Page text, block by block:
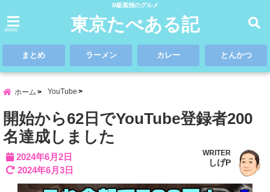
B級孤独のグルメ
menu 東京たべある記
まとめ ラーメン カレー とんかつ
ホーム YouTube
開始から62日でYouTube登録者200
名達成しました
2024年6月2日
2024年6月3日
WRITER
しげP